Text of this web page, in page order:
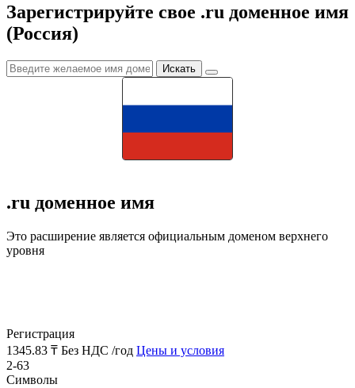
Зарегистрируйте свое .ru доменное имя
(Россия)
.ru доменное имя
Это расширение является официальным доменом верхнего
уровня
Регистрация
1345.83 ₸ Без НДС /год Цены и условия
2-63
Символы